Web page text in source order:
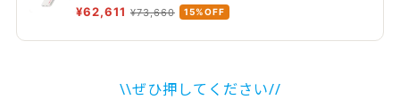
¥62,611 ¥73,660 15%OFF
\\ぜひ押してください//